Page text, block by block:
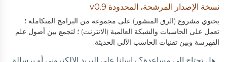
نسخة الإصدار المرشحة، المحدودة v0.9
يحتوي مشروع (الرق المنشور) على مجموعة من البرامج المتكاملة ؛
تعمل على الحاسبات والشبكة العالمية (الانترنت) ؛ لتجمع بين أصول علم
الفهرسة وبين تقنيات الحاسب الآلي الحديثة.